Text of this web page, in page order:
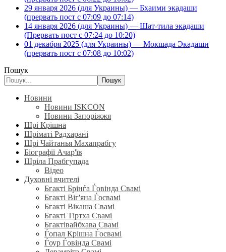
29 января 2026 (для Украины) — Бхаими экадаши
(прервать пост с 07:09 до 07:14)
14 января 2026 (для Украины) — Шат-тила экадаши
(Прервать пост с 07:24 до 10:20)
01 декабря 2025 (для Украины) — Мокшада Экадаши
(прервать пост с 07:08 до 10:02)
Пошук
Пошук
Новини
Новини ISKCON
Новини Запоріжжя
Шрі Крішна
Шріматі Радхарані
Шрі Чайтанья Махапрабгу
Біографії Ачар'їв
Шріла Прабгупада
Відео
Духовні вчителі
Бгакті Брінѓа Ѓовінда Свамі
Бгакті Віг'яна Ѓосвамі
Бгакті Вікаша Свамі
Бгакті Тіртха Свамі
Бгактівайбхава Свамі
Ѓопал Крішна Ѓосвамі
Ѓоур Ѓовінда Свамі